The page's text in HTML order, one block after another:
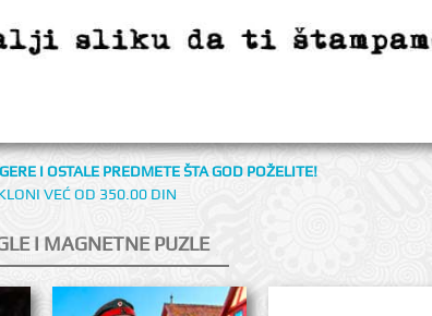
I OSTALE PREDMETE ŠTA GOD POŽELITE!
VEĆ OD 350.00 DIN
I MAGNETNE PUZLE